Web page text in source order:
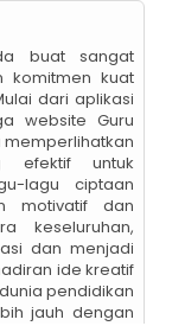
buat sangat
komitmen kuat
dari aplikasi
website Guru
memperlihatkan
efektif untuk
lagu ciptaan
motivatif dan
keseluruhan,
dan menjadi
ide kreatif
pendidikan
jauh dengan